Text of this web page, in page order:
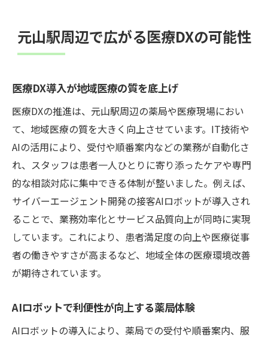
元山駅周辺で広がる医療DXの可能性
医療DX導入が地域医療の質を底上げ
医療DXの推進は、元山駅周辺の薬局や医療現場におい
て、地域医療の質を大きく向上させています。IT技術や
AIの活用により、受付や順番案内などの業務が自動化さ
れ、スタッフは患者一人ひとりに寄り添ったケアや専門
的な相談対応に集中できる体制が整いました。例えば、
サイバーエージェント開発の接客AIロボットが導入され
ることで、業務効率化とサービス品質向上が同時に実現
しています。これにより、患者満足度の向上や医療従事
者の働きやすさが高まるなど、地域全体の医療環境改善
が期待されています。
AIロボットで利便性が向上する薬局体験
AIロボットの導入により、薬局での受付や順番案内、服